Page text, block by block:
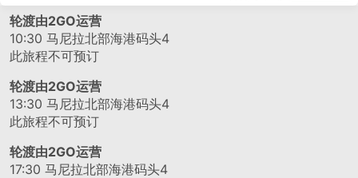
轮渡由2GO运营
10:30 马尼拉北部海港码头4
此旅程不可预订
轮渡由2GO运营
13:30 马尼拉北部海港码头4
此旅程不可预订
轮渡由2GO运营
17:30 马尼拉北部海港码头4